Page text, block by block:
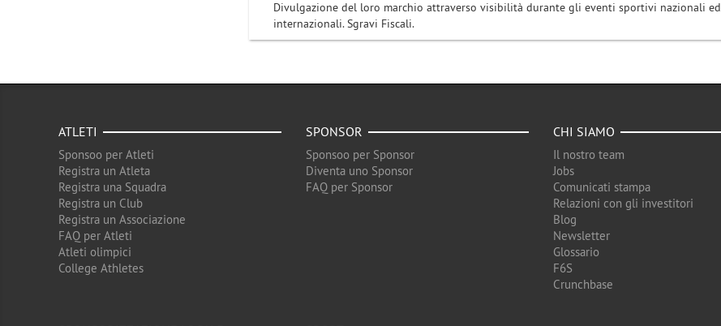
Divulgazione del loro marchio attraverso visibilità durante gli eventi sportivi nazionali ed
internazionali. Sgravi Fiscali.
ATLETI
Sponsoo per Atleti
Registra un Atleta
Registra una Squadra
Registra un Club
Registra un Associazione
FAQ per Atleti
Atleti olimpici
College Athletes
SPONSOR
Sponsoo per Sponsor
Diventa uno Sponsor
FAQ per Sponsor
CHI SIAMO
Il nostro team
Jobs
Comunicati stampa
Relazioni con gli investitori
Blog
Newsletter
Glossario
F6S
Crunchbase